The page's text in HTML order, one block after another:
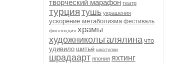
творческий марафон театр
турция тушь украшения
ускорение метаболизма фестиваль
финляндия храмы
художникольгалялина что
удивило шитьё шкатулки
шрадаарт япония яхтинг